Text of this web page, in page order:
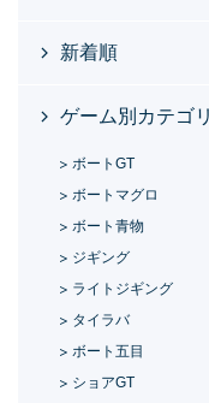
新着順
ゲーム別カテゴ
ボートGT
ボートマグロ
ボート青物
ジギング
ライトジギング
タイラバ
ボート五目
ショアGT